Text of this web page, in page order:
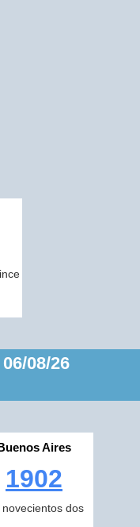
08/26
Aires
1902
novecientos dos